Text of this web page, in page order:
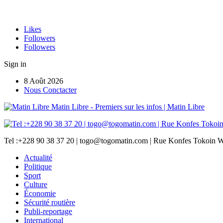
Likes
Followers
Followers
Sign in
8 Août 2026
Nous Conctacter
Matin Libre - Premiers sur les infos | Matin Libre
Tel :+228 90 38 37 20 | togo@togomatin.com | Rue Konfes Tokoin
Actualité
Politique
Sport
Culture
Économie
Sécurité routière
Publi-reportage
International